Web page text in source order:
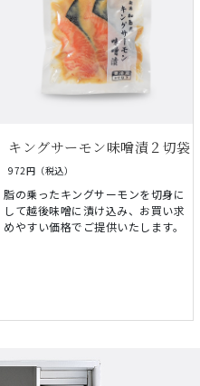
キングサーモン味噌漬２切袋
972円（税込）
脂の乗ったキングサーモンを切身に
して越後味噌に漬け込み、お買い求
めやすい価格でご提供いたします。